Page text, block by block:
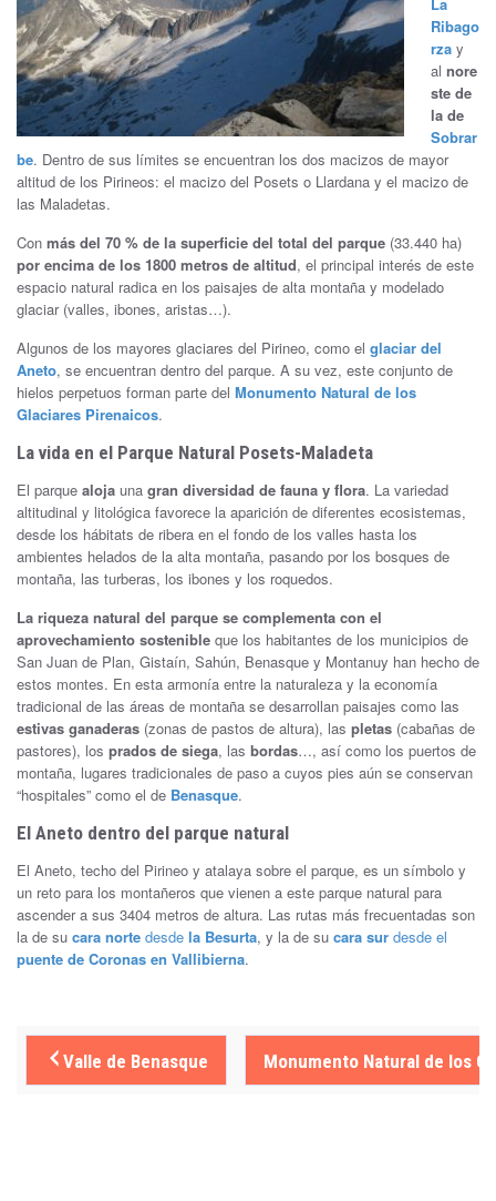
Ribago
rza y
al nore
ste de
la de
Sobrar
be. Dentro de sus límites se encuentran los dos macizos de mayor
altitud de los Pirineos: el macizo del Posets o Llardana y el macizo de
las Maladetas.
Con más del 70 % de la superficie del total del parque (33.440 ha)
por encima de los 1800 metros de altitud, el principal interés de este
espacio natural radica en los paisajes de alta montaña y modelado
glaciar (valles, ibones, aristas…).
Algunos de los mayores glaciares del Pirineo, como el glaciar del
Aneto, se encuentran dentro del parque. A su vez, este conjunto de
hielos perpetuos forman parte del Monumento Natural de los
Glaciares Pirenaicos.
La vida en el Parque Natural Posets-Maladeta
El parque aloja una gran diversidad de fauna y flora. La variedad
altitudinal y litológica favorece la aparición de diferentes ecosistemas,
desde los hábitats de ribera en el fondo de los valles hasta los
ambientes helados de la alta montaña, pasando por los bosques de
montaña, las turberas, los ibones y los roquedos.
La riqueza natural del parque se complementa con el
aprovechamiento sostenible que los habitantes de los municipios de
San Juan de Plan, Gistaín, Sahún, Benasque y Montanuy han hecho de
estos montes. En esta armonía entre la naturaleza y la economía
tradicional de las áreas de montaña se desarrollan paisajes como las
estivas ganaderas (zonas de pastos de altura), las pletas (cabañas de
pastores), los prados de siega, las bordas…, así como los puertos de
montaña, lugares tradicionales de paso a cuyos pies aún se conservan
“hospitales” como el de Benasque.
El Aneto dentro del parque natural
El Aneto, techo del Pirineo y atalaya sobre el parque, es un símbolo y
un reto para los montañeros que vienen a este parque natural para
ascender a sus 3404 metros de altura. Las rutas más frecuentadas son
la de su cara norte desde la Besurta, y la de su cara sur desde el
puente de Coronas en Vallibierna.
Valle de Benasque Monumento Natural de los